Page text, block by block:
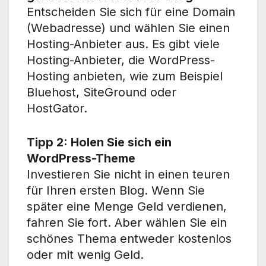
Entscheiden Sie sich für eine Domain
(Webadresse) und wählen Sie einen
Hosting-Anbieter aus. Es gibt viele
Hosting-Anbieter, die WordPress-
Hosting anbieten, wie zum Beispiel
Bluehost, SiteGround oder
HostGator.
Tipp 2: Holen Sie sich ein
WordPress-Theme
Investieren Sie nicht in einen teuren
für Ihren ersten Blog. Wenn Sie
später eine Menge Geld verdienen,
fahren Sie fort. Aber wählen Sie ein
schönes Thema entweder kostenlos
oder mit wenig Geld.